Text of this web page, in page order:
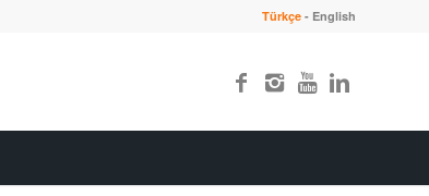
Türkçe - English